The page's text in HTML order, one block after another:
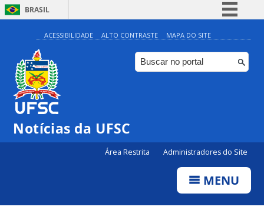
BRASIL
Simplifique!
Comunica BR
Participe
ACESSIBILIDADE ALTO CONTRASTE MAPA DO SITE
Notícias da UFSC
Área Restrita Administradores do Site
MENU